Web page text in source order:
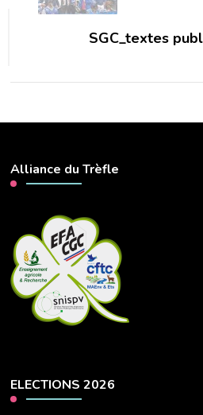
SGC_textes
Alliance du Trèfle
ELECTIONS 2026